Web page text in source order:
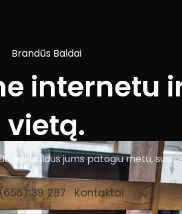
Brandūs Baldai
internetu
vietą.
baldus jums patogiu metu,
39 287 Kontaktai